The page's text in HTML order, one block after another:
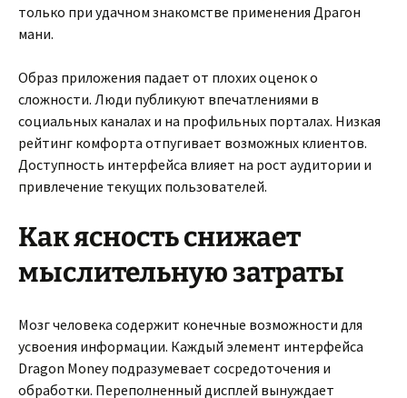
только при удачном знакомстве применения Драгон
мани.
Образ приложения падает от плохих оценок о
сложности. Люди публикуют впечатлениями в
социальных каналах и на профильных порталах. Низкая
рейтинг комфорта отпугивает возможных клиентов.
Доступность интерфейса влияет на рост аудитории и
привлечение текущих пользователей.
Как ясность снижает
мыслительную затраты
Мозг человека содержит конечные возможности для
усвоения информации. Каждый элемент интерфейса
Dragon Money подразумевает сосредоточения и
обработки. Переполненный дисплей вынуждает